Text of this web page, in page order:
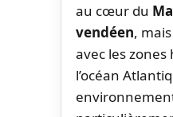
au cœur du
vendéen,
avec les
l’océan